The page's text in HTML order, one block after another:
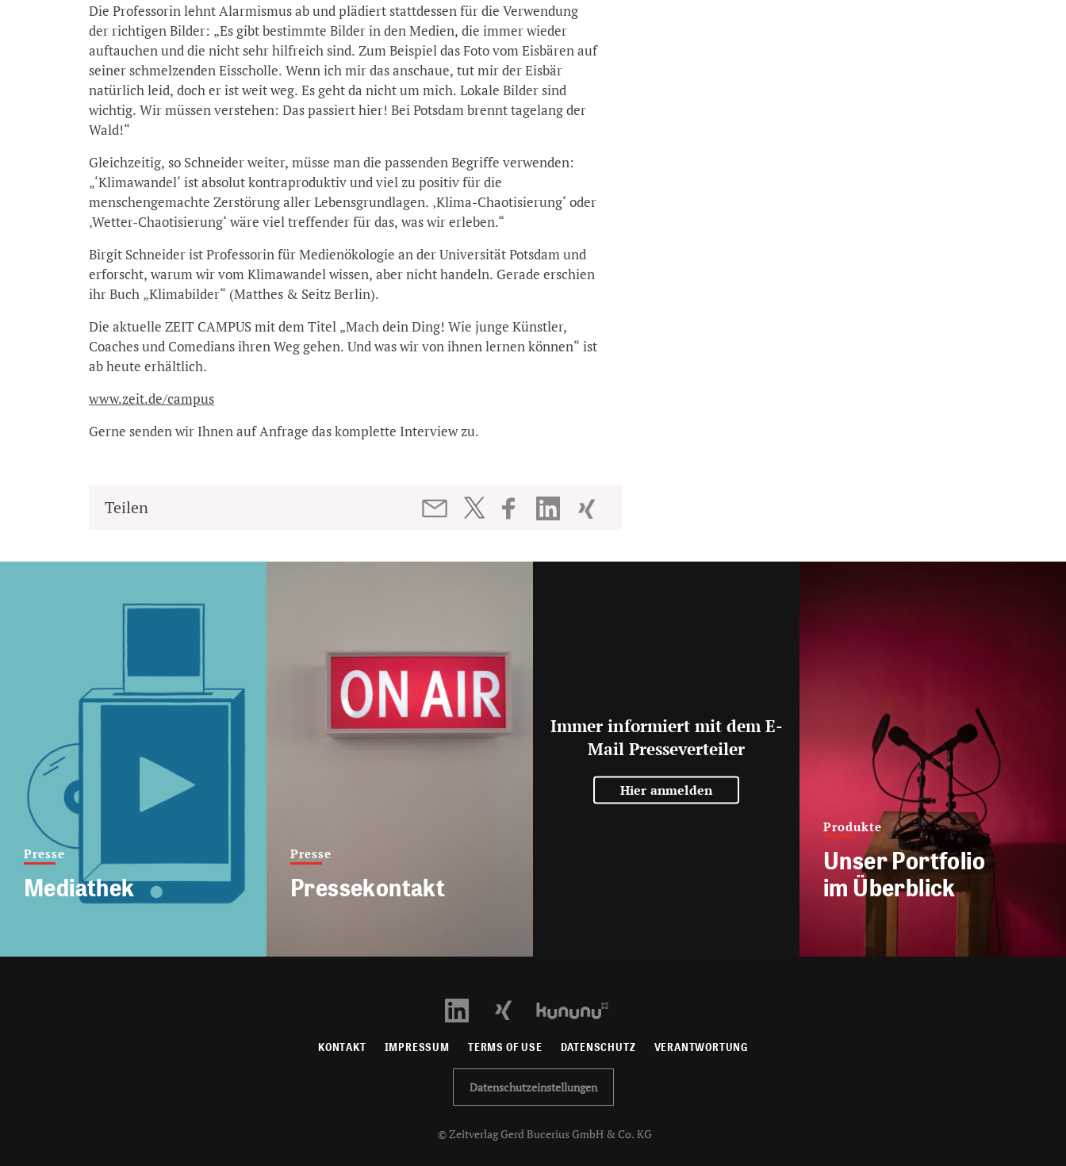
Die Professorin lehnt Alarmismus ab und plädiert stattdessen für die Verwendung
der richtigen Bilder: „Es gibt bestimmte Bilder in den Medien, die immer wieder
auftauchen und die nicht sehr hilfreich sind. Zum Beispiel das Foto vom Eisbären auf
seiner schmelzenden Eisscholle. Wenn ich mir das anschaue, tut mir der Eisbär
natürlich leid, doch er ist weit weg. Es geht da nicht um mich. Lokale Bilder sind
wichtig. Wir müssen verstehen: Das passiert hier! Bei Potsdam brennt tagelang der
Wald!“
Gleichzeitig, so Schneider weiter, müsse man die passenden Begriffe verwenden:
„‘Klimawandel‘ ist absolut kontraproduktiv und viel zu positiv für die
menschengemachte Zerstörung aller Lebensgrundlagen. ‚Klima-Chaotisierung‘ oder
‚Wetter-Chaotisierung‘ wäre viel treffender für das, was wir erleben.“
Birgit Schneider ist Professorin für Medienökologie an der Universität Potsdam und
erforscht, warum wir vom Klimawandel wissen, aber nicht handeln. Gerade erschien
ihr Buch „Klimabilder“ (Matthes & Seitz Berlin).
Die aktuelle ZEIT CAMPUS mit dem Titel „Mach dein Ding! Wie junge Künstler,
Coaches und Comedians ihren Weg gehen. Und was wir von ihnen lernen können“ ist
ab heute erhältlich.
www.zeit.de/campus
Gerne senden wir Ihnen auf Anfrage das komplette Interview zu.
Teilen
Presse
Mediathek
Presse
Pressekontakt
Immer informiert mit dem E-
Mail Presseverteiler
Hier anmelden
Produkte
Unser Portfolio
im Überblick
KONTAKT IMPRESSUM TERMS OF USE DATENSCHUTZ VERANTWORTUNG
Datenschutzeinstellungen
© Zeitverlag Gerd Bucerius GmbH & Co. KG